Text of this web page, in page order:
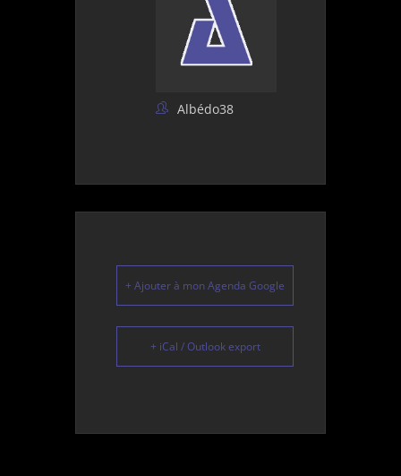
Albédo38
+ Ajouter à mon Agenda Google
+ iCal / Outlook export